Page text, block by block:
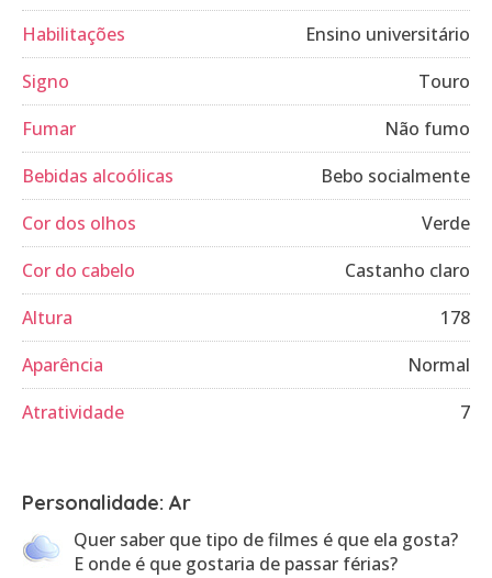
Habilitações
Ensino universitário
Signo
Touro
Fumar
Não fumo
Bebidas alcoólicas
Bebo socialmente
Cor dos olhos
Verde
Cor do cabelo
Castanho claro
Altura
178
Aparência
Normal
Atratividade
7
Personalidade: Ar
Quer saber que tipo de filmes é que ela gosta?
E onde é que gostaria de passar férias?